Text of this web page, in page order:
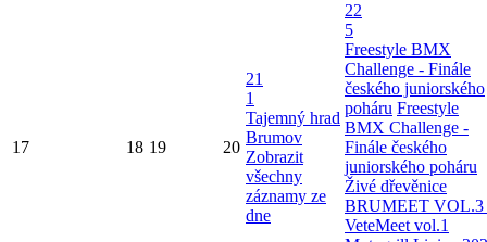
17 18 19 20
21
1
Tajemný hrad
Brumov
Zobrazit
všechny
záznamy ze
dne
22
5
Freestyle BMX
Challenge - Finále
českého juniorského
poháru Freestyle
BMX Challenge -
Finále českého
juniorského poháru
Živé dřevěnice
BRUMEET VOL.3
VeteMeet vol.1